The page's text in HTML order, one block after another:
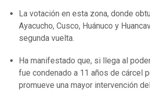
La votación en esta zona, donde
Ayacucho, Cusco, Huánuco y
segunda vuelta.
Ha manifestado que, si llega al
fue condenado a 11 años de cárcel
promueve una mayor intervención